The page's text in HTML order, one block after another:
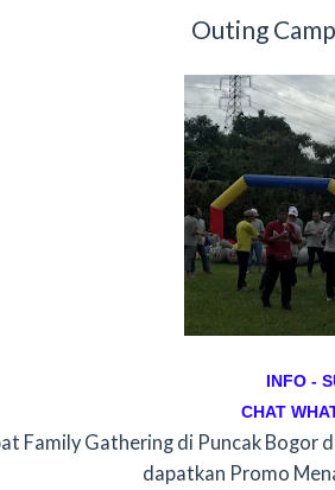
Outing
INFO -
CHAT
Family Gathering di Puncak Bogor
dapatkan Promo